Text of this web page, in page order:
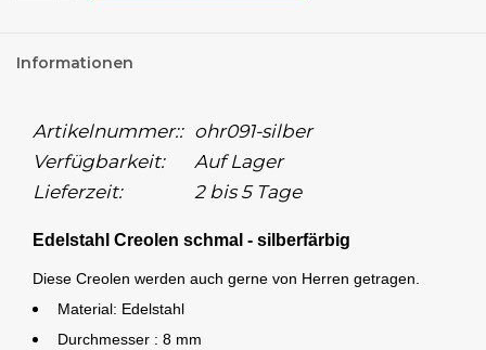
Informationen
Artikelnummer:: ohr091-silber
Verfügbarkeit:
Auf Lager
Lieferzeit:
2 bis 5 Tage
Edelstahl Creolen schmal - silberfärbig
Diese Creolen werden auch gerne von Herren getragen.
Material: Edelstahl
Durchmesser : 8 mm